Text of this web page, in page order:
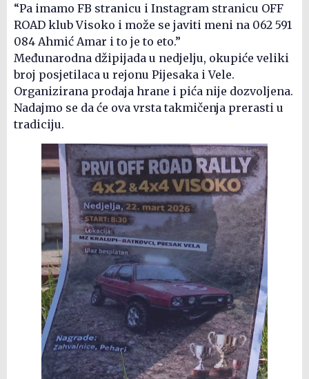
“Pa imamo FB stranicu i Instagram stranicu OFF
ROAD klub Visoko i može se javiti meni na 062 591
084 Ahmić Amar i to je to eto.”
Međunarodna džipijada u nedjelju, okupiće veliki
broj posjetilaca u rejonu Pijesaka i Vele.
Organizirana prodaja hrane i pića nije dozvoljena.
Nadajmo se da će ova vrsta takmičenja prerasti u
tradiciju.